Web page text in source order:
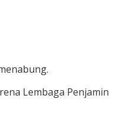
Lembaga Penjamin